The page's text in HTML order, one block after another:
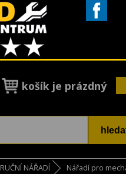
košík je prázdný
RUČNÍ NÁŘADÍ
Nářadí pro